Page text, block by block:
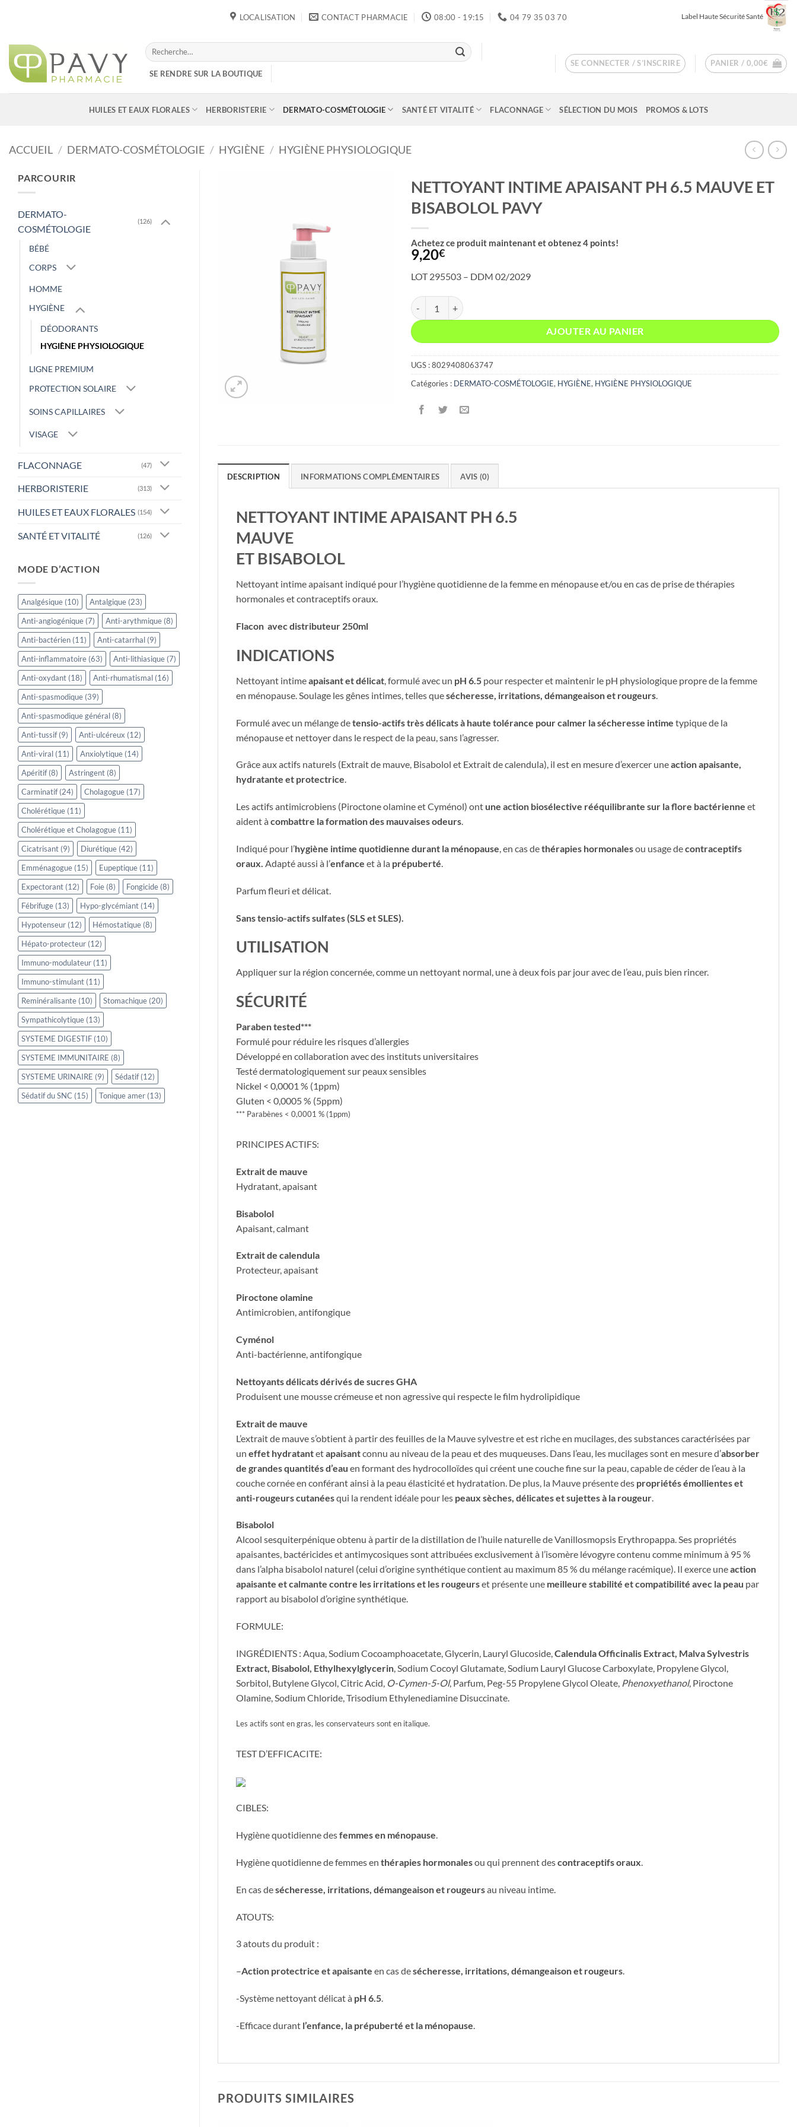
LOCALISATION CONTACT PHARMACIE 08:00 - 19:15 04 79 35 03 70 Label Haute Sécurité Santé
Recherche
pour :
SE RENDRE SUR LA BOUTIQUE
SE CONNECTER / S’INSCRIRE PANIER / 0,00€
HUILES ET EAUX FLORALES HERBORISTERIE DERMATO-COSMÉTOLOGIE SANTÉ ET VITALITÉ FLACONNAGE SÉLECTION DU MOIS PROMOS & LOTS
ACCUEIL / DERMATO-COSMÉTOLOGIE / HYGIÈNE / HYGIÈNE PHYSIOLOGIQUE
PARCOURIR
DERMATO-
COSMÉTOLOGIE
(126)
BÉBÉ
CORPS
HOMME
HYGIÈNE
DÉODORANTS
HYGIÈNE PHYSIOLOGIQUE
LIGNE PREMIUM
PROTECTION SOLAIRE
SOINS CAPILLAIRES
VISAGE
FLACONNAGE (47)
HERBORISTERIE (313)
HUILES ET EAUX FLORALES (154)
SANTÉ ET VITALITÉ (126)
MODE D’ACTION
Analgésique (10) Antalgique (23)
Anti-angiogénique (7) Anti-arythmique (8)
Anti-bactérien (11) Anti-catarrhal (9)
Anti-inflammatoire (63) Anti-lithiasique (7)
Anti-oxydant (18) Anti-rhumatismal (16)
Anti-spasmodique (39)
Anti-spasmodique général (8)
Anti-tussif(9) Anti-ulcéreux (12)
Anti-viral (11) Anxiolytique (14)
Apéritif(8) Astringent (8)
Carminatif(24) Cholagogue (17)
Cholérétique (11)
Cholérétique et Cholagogue (11)
Cicatrisant (9) Diurétique (42)
Emménagogue (15) Eupeptique (11)
Expectorant (12) Foie (8) Fongicide (8)
Fébrifuge (13) Hypo-glycémiant (14)
Hypotenseur (12) Hémostatique (8)
Hépato-protecteur (12)
Immuno-modulateur (11)
Immuno-stimulant (11)
Reminéralisante (10) Stomachique (20)
Sympathicolytique (13)
SYSTEME DIGESTIF (10)
SYSTEME IMMUNITAIRE (8)
SYSTEME URINAIRE (9) Sédatif(12)
Sédatif du SNC (15) Tonique amer (13)
NETTOYANT INTIME APAISANT PH 6.5 MAUVE ET
BISABOLOL PAVY
Achetez ce produit maintenant et obtenez4points!
9,20€
LOT 295503 – DDM 02/2029
quantité de NETTOYANT INTIME APAISANT PH 6.5 MAUVE ET BISABOLOL PAVY
AJOUTER AU PANIER
UGS :8029408063747
Catégories : DERMATO-COSMÉTOLOGIE, HYGIÈNE, HYGIÈNE PHYSIOLOGIQUE
DESCRIPTION INFORMATIONS COMPLÉMENTAIRES AVIS (0)
NETTOYANT INTIME APAISANT PH 6.5
MAUVE
ET BISABOLOL
Nettoyant intime apaisant indiqué pour l’hygiène quotidienne de la femme en ménopause et/ou en cas de prise de thérapies
hormonales et contraceptifs oraux.
Flacon avec distributeur 250ml
INDICATIONS
Nettoyant intimeapaisant et délicat, formulé avec un pH 6.5 pour respecter et maintenir le pH physiologique propre de la femme
en ménopause. Soulage les gênes intimes, telles quesécheresse, irritations, démangeaison et rougeurs.
Formulé avec un mélange detensio-actifs très délicats à haute tolérance pour calmer la sécheresse intime typique de la
ménopause et nettoyer dans le respect de la peau, sans l’agresser.
Grâce aux actifs naturels (Extrait de mauve, Bisabolol et Extrait de calendula), il est en mesure d’exercer uneaction apaisante,
hydratante et protectrice.
Les actifs antimicrobiens (Piroctone olamine et Cyménol) ont une action biosélective rééquilibrante sur la flore bactérienne et
aident à combattre la formation des mauvaises odeurs.
Indiqué pour l’hygiène intime quotidienne durant la ménopause, en cas dethérapies hormonalesou usage decontraceptifs
oraux. Adapté aussi à l’enfance et à la prépuberté.
Parfum fleuri et délicat.
Sans tensio-actifs sulfates (SLS et SLES).
UTILISATION
​Appliquer sur la région concernée, comme un nettoyant normal, une à deux fois par jour avec de l’eau, puis bien rincer.
SÉCURITÉ
Paraben tested***
Formulé pour réduire les risques d’allergies
Développé en collaboration avec des instituts universitaires
Testé dermatologiquement sur peaux sensibles
Nickel < 0,0001 % (1ppm)
Gluten < 0,0005 % (5ppm)
*** Parabènes < 0,0001 % (1ppm)
PRINCIPES ACTIFS:
Extrait de mauve
Hydratant, apaisant
Bisabolol
Apaisant, calmant
Extrait de calendula
Protecteur, apaisant
Piroctone olamine
Antimicrobien, antifongique
Cyménol
Anti-bactérienne, antifongique
Nettoyants délicats dérivés de sucres GHA
Produisent une mousse crémeuse et non agressive qui respecte le film hydrolipidique
​Extrait de mauve
L’extrait de mauve s’obtient à partir des feuilles de la Mauve sylvestre et est riche en mucilages, des substances caractérisées par
un effet hydratantetapaisantconnu au niveau de la peau et des muqueuses. Dans l’eau, les mucilages sont en mesure d’absorber
de grandes quantités d’eau en formant des hydrocolloïdes qui créent une couche fine sur la peau, capable de céder de l’eau à la
couche cornée en conférant ainsi à la peau élasticité et hydratation. De plus, la Mauve présente des propriétés émollientes et
anti-rougeurs cutanéesqui la rendent idéale pour les peaux sèches, délicates et sujettes à la rougeur
Bisabolol
Alcool sesquiterpénique obtenu à partir de la distillation de l’huile naturelle de Vanillosmopsis Erythropappa. Ses propriétés
apaisantes, bactéricides et antimycosiques sont attribuées exclusivement à l’isomère lévogyre contenu comme minimum à 95 %
dans l’alpha bisabolol naturel (celui d’origine synthétique contient au maximum 85 % du mélange racémique). Il exerce uneaction
apaisante et calmante contre les irritations et les rougeurset présente une meilleure stabilité et compatibilité avec la peau par
rapport au bisabolol d’origine synthétique.
FORMULE:
​INGRÉDIENTS : Aqua, Sodium Cocoamphoacetate, Glycerin, Lauryl Glucoside,Calendula Officinalis Extract, Malva Sylvestris
Extract, Bisabolol, Ethylhexylglycerin, Sodium Cocoyl Glutamate, Sodium Lauryl Glucose Carboxylate, Propylene Glycol,
Sorbitol, Butylene Glycol, Citric Acid, O-Cymen-5-Ol, Parfum, Peg-55 Propylene Glycol Oleate, Phenoxyethanol, Piroctone
Olamine, Sodium Chloride, Trisodium Ethylenediamine Disuccinate.
Les actifs sont en gras, les conservateurs sont en italique.
TEST D’EFFICACITE:
CIBLES:
Hygiène quotidienne desfemmes en ménopause.
Hygiène quotidienne de femmes en thérapies hormonalesou qui prennent descontraceptifs oraux.
En cas desécheresse, irritations, démangeaison et rougeursau niveau intime.
ATOUTS:
3 atouts du produit :
–Action protectrice et apaisante en cas desécheresse, irritations, démangeaison et rougeurs.
-Système nettoyant délicat à pH 6.5.
-Efficace durant l’enfance, la prépuberté et la ménopause
PRODUITS SIMILAIRES